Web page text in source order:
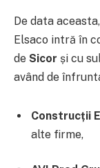
De data
Elsaco intră în
de Sicor și cu
având de
Construcții
alte firme,